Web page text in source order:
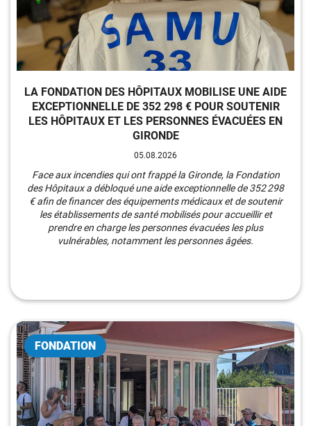
LA FONDATION DES HÔPITAUX MOBILISE UNE AIDE
EXCEPTIONNELLE DE 352 298 € POUR SOUTENIR
LES HÔPITAUX ET LES PERSONNES ÉVACUÉES EN
GIRONDE
05.08.2026
Face aux incendies qui ont frappé la Gironde, la Fondation
des Hôpitaux a débloqué une aide exceptionnelle de 352 298
€ afin de financer des équipements médicaux et de soutenir
les établissements de santé mobilisés pour accueillir et
prendre en charge les personnes évacuées les plus
vulnérables, notamment les personnes âgées.
FONDATION